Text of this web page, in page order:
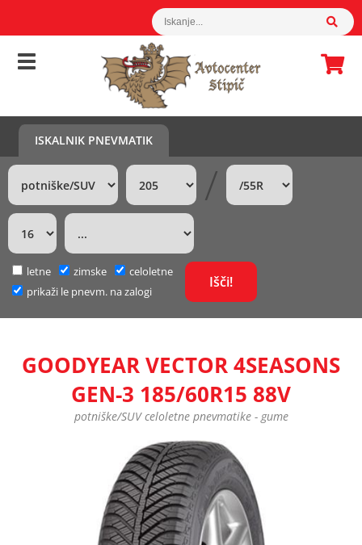
ISKALNIK PNEVMATIK
/
letne zimske
celoletne
prikaži le pnevm. na zalogi
GOODYEAR VECTOR 4SEASONS
GEN-3 185/60R15 88V
potniške/SUV celoletne pnevmatike - gume